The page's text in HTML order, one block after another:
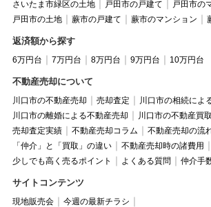
さいたま市緑区の土地
戸田市の戸建て
戸田市の
戸田市の土地
蕨市の戸建て 蕨市のマンション
返済額から探す
6万円台 7万円台 8万円台 9万円台 10万円台
不動産売却について
川口市の不動産売却 売却査定
川口市の相続によ
川口市の離婚による不動産売却
川口市の不動産買取
売却査定実績
不動産売却コラム
不動産売却の流
「仲介」と「買取」の違い
不動産売却時の諸費用
少しでも高く売るポイント
よくある質問 仲介手
サイトコンテンツ
現地販売会
今週の最新チラシ